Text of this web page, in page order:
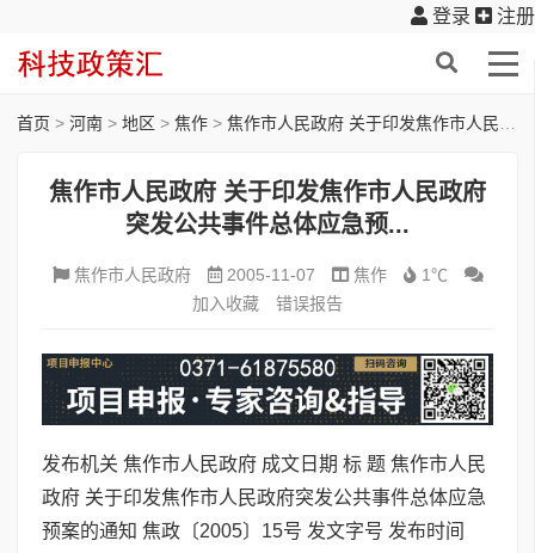
登录 注册
首页 > 河南 > 地区 > 焦作 > 焦作市人民政府 关于印发焦作市人民政府突发公共事件总体应急预...
焦作市人民政府 关于印发焦作市人民政府
突发公共事件总体应急预...
焦作市人民政府 2005-11-07 焦作
1℃
加入收藏
错误报告
发布机关 焦作市人民政府 成文日期 标 题 焦作市人民
政府 关于印发焦作市人民政府突发公共事件总体应急
预案的通知 焦政〔2005〕15号 发文字号 发布时间